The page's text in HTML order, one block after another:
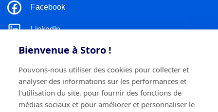
Bienvenue à Storo !
Pouvons-nous utiliser des cookies pour collecter et
analyser des informations sur les performances et
l'utilisation du site, pour fournir des fonctions de
médias sociaux et pour améliorer et personnaliser le
Facebook
LinkedIn
Instagram
TikTok